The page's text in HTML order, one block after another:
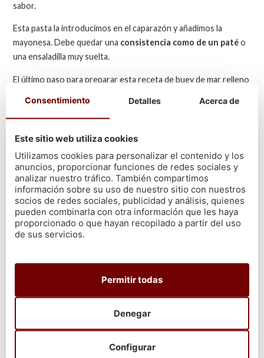
sabor.
Esta pasta la introducimos en el caparazón y añadimos la
mayonesa. Debe quedar una consistencia como de un patéo
una ensaladilla muy suelta.
El último paso para preparar esta receta de buey de mar relleno
Conservamos en frío
hasta la hora de servir
y acompañamos con un poco de pan tostado.
Esperamos que esta receta de buey de mar relleno a la
portuguesa os haya parecido interesante. Es unamanera
diferente de preparar y comereste marisco, pero os
aseguramos que el sabor y la consistencia son únicas.
Esperamos que este viaje culinario por el sur de Portugal os
haya gustado, recordad que, si queréis el mejor marisco gallego
fresco, en Cetárea Burela
Consentimiento Detalles Acerca de
Este sitio web utiliza cookies
Utilizamos cookies para personalizar el contenido y los
anuncios, proporcionar funciones de redes sociales y
analizar nuestro tráfico. También compartimos
información sobre su uso de nuestro sitio con nuestros
socios de redes sociales, publicidad y análisis, quienes
pueden combinarla con otra información que les haya
proporcionado o que hayan recopilado a partir del uso
de sus servicios.
Configurar
Denegar
Permitir todas